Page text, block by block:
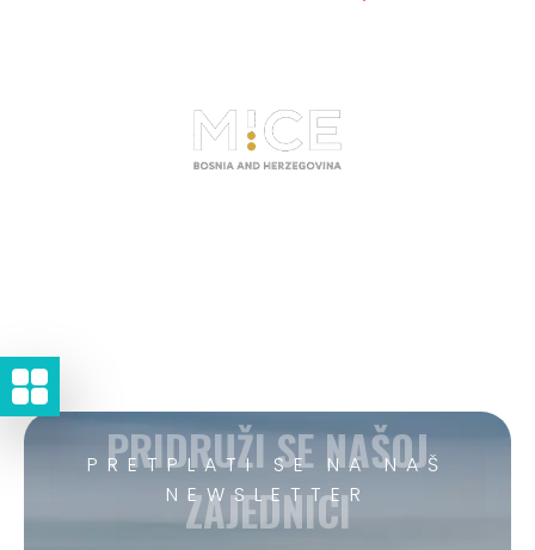
PRETPLATI SE NA NAŠ
NEWSLETTER
PRIDRUŽI SE NAŠOJ
ZAJEDNICI